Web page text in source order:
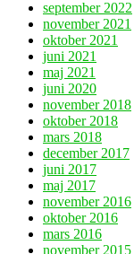
september 2022
november 2021
oktober 2021
juni 2021
maj 2021
juni 2020
november 2018
oktober 2018
mars 2018
december 2017
juni 2017
maj 2017
november 2016
oktober 2016
mars 2016
november 2015